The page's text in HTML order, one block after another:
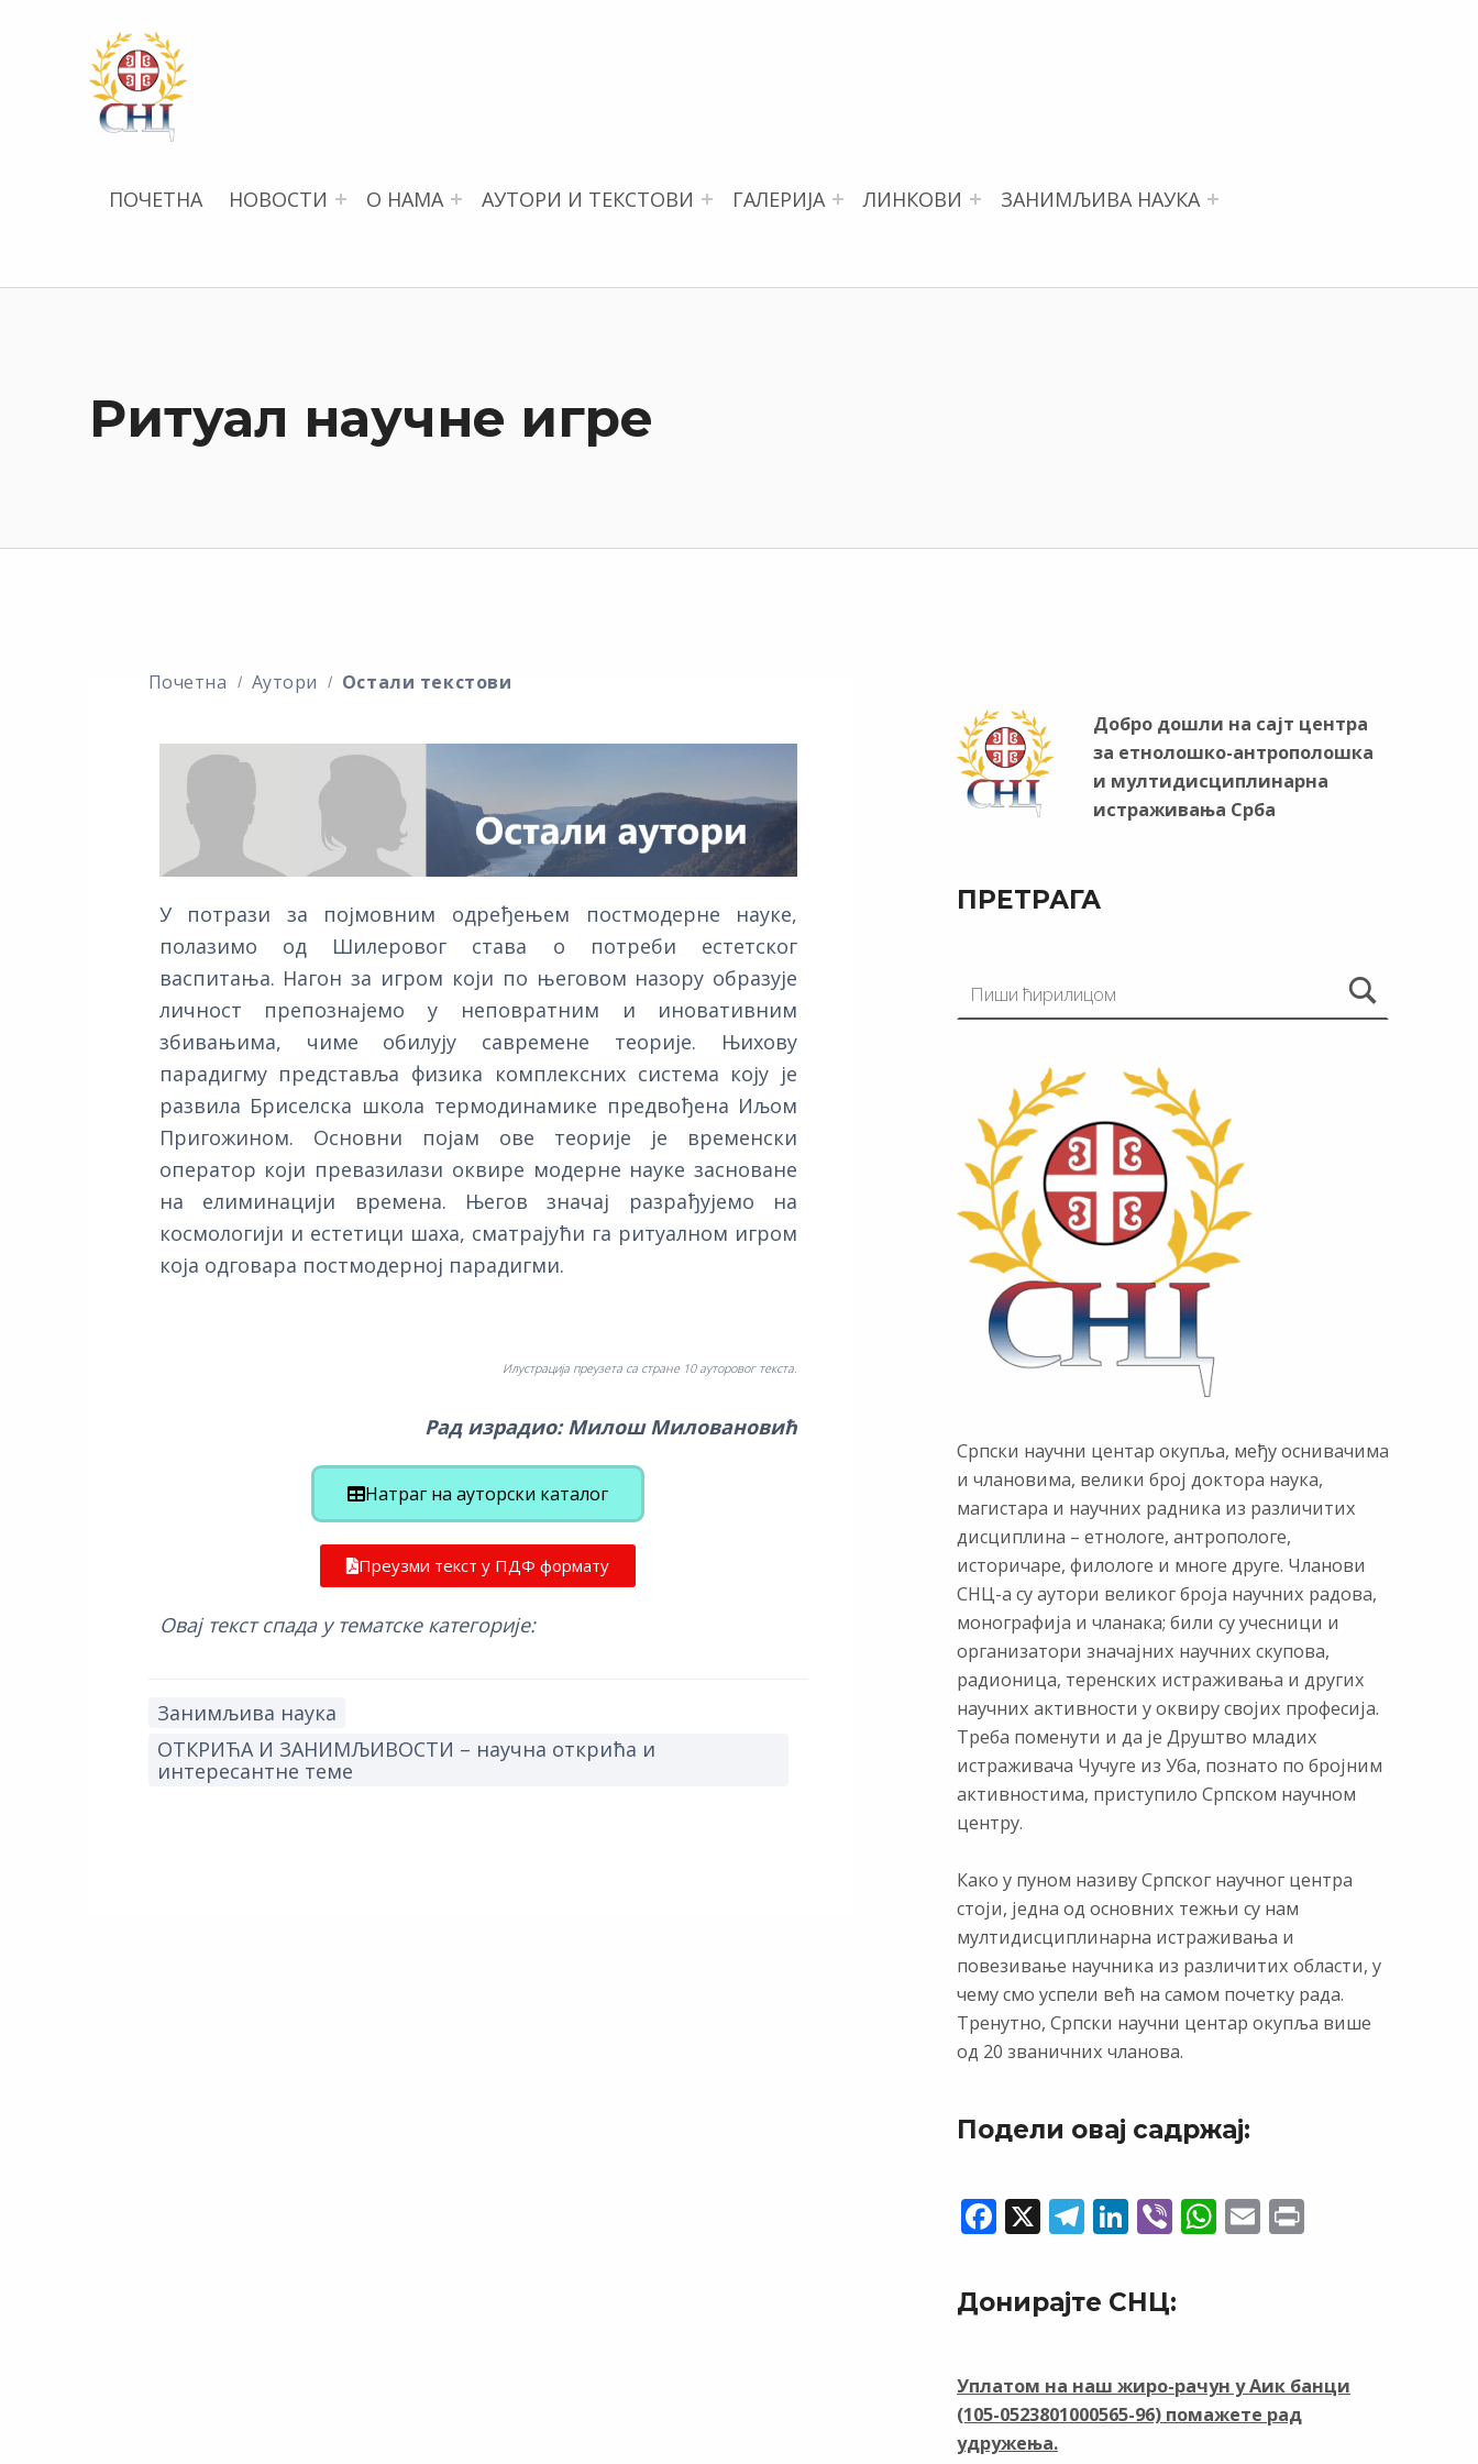
ПОЧЕТНА НОВОСТИ О НАМА АУТОРИ И ТЕКСТОВИ ГАЛЕРИЈА ЛИНКОВИ ЗАНИМЉИВА НАУКА
Ритуал научне игре
Почетна Аутори Остали текстови
У потрази за појмовним одређењем постмодерне науке,
полазимо од Шилеровог става о потреби естетског
васпитања. Нагон за игром који по његовом назору образује
личност препознајемо у неповратним и иновативним
збивањима, чиме обилују савремене теорије. Њихову
парадигму представља физика комплексних система коју је
развила Бриселска школа термодинамике предвођена Иљом
Пригожином. Основни појам ове теорије је временски
оператор који превазилази оквире модерне науке засноване
на елиминацији времена. Његов значај разрађујемо на
космологији и естетици шаха, сматрајући га ритуалном игром
која одговара постмодерној парадигми.
Илустрација преузета са стране 10 ауторовог текста.
Рад израдио: Милош Миловановић
Натраг на ауторски каталог
Преузми текст у ПДФ формату
Овај текст спада у тематске категорије:
Занимљива наука
ОТКРИЋА И ЗАНИМЉИВОСТИ – научна открића и
интересантне теме
Добро дошли на сајт центра
за етнолошко-антрополошка
и мултидисциплинарна
истраживања Срба
ПРЕТРАГА
Српски научни центар окупља, међу оснивачима
и члановима, велики број доктора наука,
магистара и научних радника из различитих
дисциплина – етнологе, антропологе,
историчаре, филологе и многе друге. Чланови
СНЦ-а су аутори великог броја научних радова,
монографија и чланака; били су учесници и
организатори значајних научних скупова,
радионица, теренских истраживања и других
научних активности у оквиру својих професија.
Треба поменути и да је Друштво младих
истраживача Чучуге из Уба, познато по бројним
активностима, приступило Српском научном
центру.
Како у пуном називу Српског научног центра
стоји, једна од основних тежњи су нам
мултидисциплинарна истраживања и
повезивање научника из различитих области, у
чему смо успели већ на самом почетку рада.
Тренутно, Српски научни центар окупља више
од 20 званичних чланова.
Подели овај садржај:
F
e
b
o
k
X T
e
gr
m
Li
k
e
n
Vi
er
W
p
p
E
Донирајте СНЦ:
Уплатом на наш жиро-рачун у Аик банци
(105-0523801000565-96) помажете рад
удружења.